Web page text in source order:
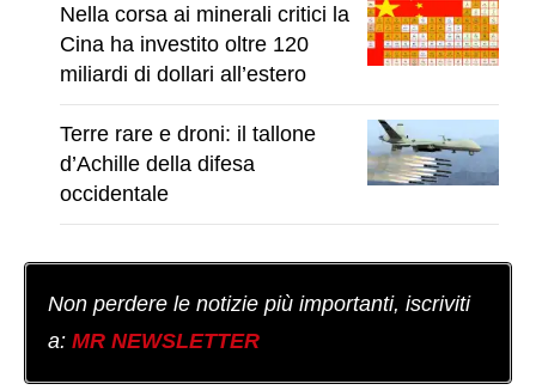
Nella corsa ai minerali critici la
Cina ha investito oltre 120
miliardi di dollari all’estero
Terre rare e droni: il tallone
d’Achille della difesa
occidentale
Non perdere le notizie più importanti, iscriviti
a: MR NEWSLETTER